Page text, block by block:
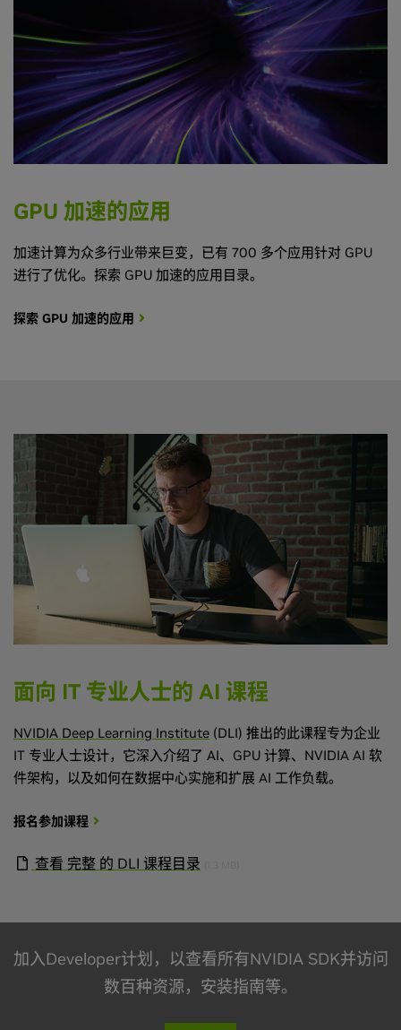
GPU 加速的应用
加速计算为众多行业带来巨变，已有 700 多个应用针对 GPU
进行了优化。探索 GPU 加速的应用目录。
探索 GPU 加速的应用
面向 IT 专业人士的 AI 课程
NVIDIA Deep Learning Institute (DLI) 推出的此课程专为企业
IT 专业人士设计，它深入介绍了 AI、GPU 计算、NVIDIA AI 软
件架构，以及如何在数据中心实施和扩展 AI 工作负载。
报名参加课程
查看 完整 的 DLI 课程目录
加入Developer计划，以查看所有NVIDIA SDK并访问
数百种资源，安装指南等。